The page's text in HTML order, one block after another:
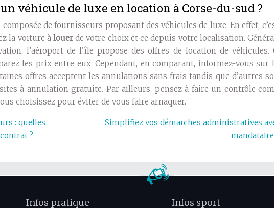
véhicule de luxe en location à Corse-du-sud ?
de fournisseurs proposant des véhicules de luxe. En effet,
la voiture à louer de votre choix et ce depuis votre localisation.
l’aéroport de l’île propose des offres de location de véhicules.
les prix entre eux. Cependant, en comparant, informez-vous sur
offres acceptent les annulations sans frais tandis que d’autres
à annulation gratuite. Par ailleurs, pensez à faire un contrôle
choisissez pour éviter de vous faire arnaquer.
: quelles
?
Simplifiez vos démarches administratives
Infos pratique Infos sport